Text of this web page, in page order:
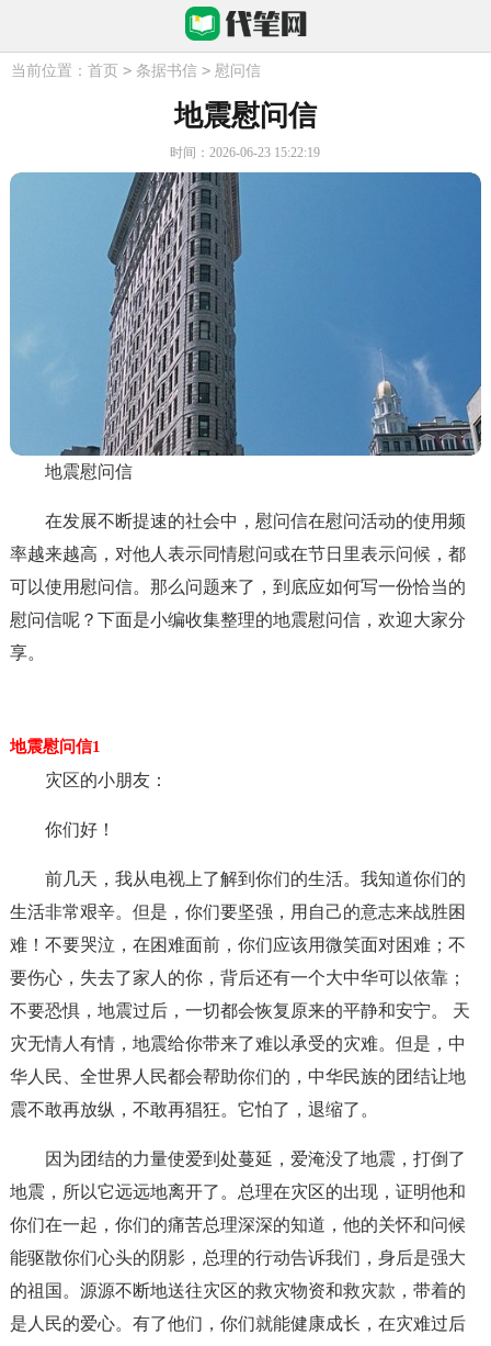
当前位置： 首页 > 条据书信 > 慰问信
地震慰问信
时间：2026-06-23 15:22:19
地震慰问信
在发展不断提速的社会中，慰问信在慰问活动的使用频
率越来越高，对他人表示同情慰问或在节日里表示问候，都
可以使用慰问信。那么问题来了，到底应如何写一份恰当的
慰问信呢？下面是小编收集整理的地震慰问信，欢迎大家分
享。
地震慰问信1
灾区的小朋友：
你们好！
前几天，我从电视上了解到你们的生活。我知道你们的
生活非常艰辛。但是，你们要坚强，用自己的意志来战胜困
难！不要哭泣，在困难面前，你们应该用微笑面对困难；不
要伤心，失去了家人的你，背后还有一个大中华可以依靠；
不要恐惧，地震过后，一切都会恢复原来的平静和安宁。 天
灾无情人有情，地震给你带来了难以承受的灾难。但是，中
华人民、全世界人民都会帮助你们的，中华民族的团结让地
震不敢再放纵，不敢再猖狂。它怕了，退缩了。
因为团结的力量使爱到处蔓延，爱淹没了地震，打倒了
地震，所以它远远地离开了。总理在灾区的出现，证明他和
你们在一起，你们的痛苦总理深深的知道，他的关怀和问候
能驱散你们心头的阴影，总理的行动告诉我们，身后是强大
的祖国。源源不断地送往灾区的救灾物资和救灾款，带着的
是人民的爱心。有了他们，你们就能健康成长，在灾难过后